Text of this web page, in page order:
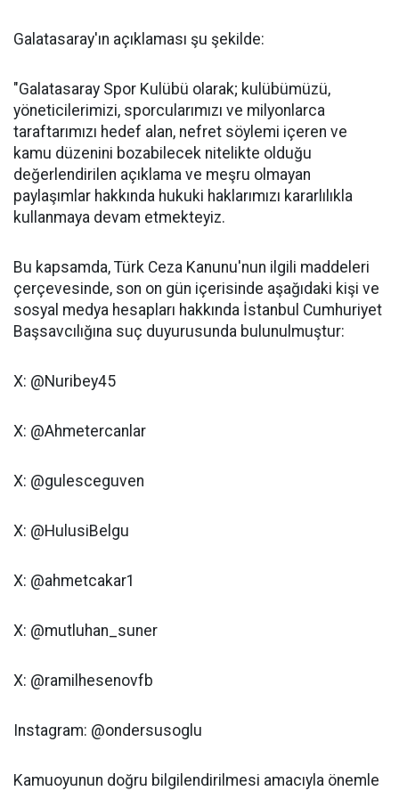
Galatasaray'ın açıklaması şu şekilde:
"Galatasaray Spor Kulübü olarak; kulübümüzü,
yöneticilerimizi, sporcularımızı ve milyonlarca
taraftarımızı hedef alan, nefret söylemi içeren ve
kamu düzenini bozabilecek nitelikte olduğu
değerlendirilen açıklama ve meşru olmayan
paylaşımlar hakkında hukuki haklarımızı kararlılıkla
kullanmaya devam etmekteyiz.
Bu kapsamda, Türk Ceza Kanunu'nun ilgili maddeleri
çerçevesinde, son on gün içerisinde aşağıdaki kişi ve
sosyal medya hesapları hakkında İstanbul Cumhuriyet
Başsavcılığına suç duyurusunda bulunulmuştur:
X: @Nuribey45
X: @Ahmetercanlar
X: @gulesceguven
X: @HulusiBelgu
X: @ahmetcakar1
X: @mutluhan_suner
X: @ramilhesenovfb
Instagram: @ondersusoglu
Kamuoyunun doğru bilgilendirilmesi amacıyla önemle